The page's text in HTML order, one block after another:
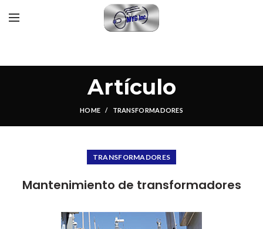
Artículo
HOME TRANSFORMADORES
TRANSFORMADORES
Mantenimiento de transformadores